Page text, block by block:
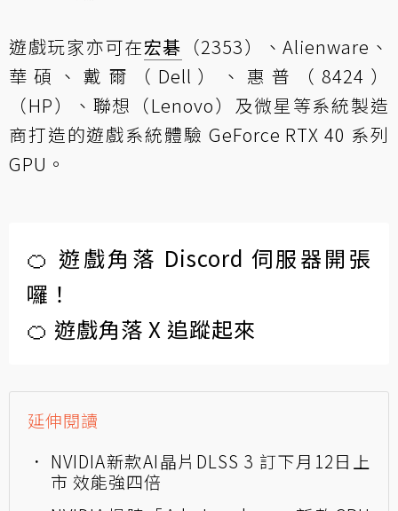
遊戲玩家亦可在宏碁 （2353）、Alienware、
華碩、戴爾（Dell）、惠普（8424）
（HP）、聯想（Lenovo）及微星等系統製造
商打造的遊戲系統體驗 GeForce RTX 40 系列
GPU。
🍊 遊戲角落 Discord 伺服器開張
囉！
🍊 遊戲角落 X 追蹤起來
延伸閱讀
NVIDIA新款AI晶片DLSS 3 訂下月12日上
市 效能強四倍